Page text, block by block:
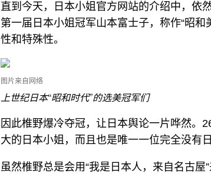
直到今天，日本小姐官方网站的介绍中，依
第一届日本小姐冠军山本富士子，称作“昭
性和特殊性。
图片来自网络
上世纪日本“昭和时代”的选美冠军们
因此椎野爆冷夺冠，让日本舆论一片哗然。
大的日本小姐，而且也是唯一一位完全没有
虽然椎野总是会用“我是日本人，来自名古